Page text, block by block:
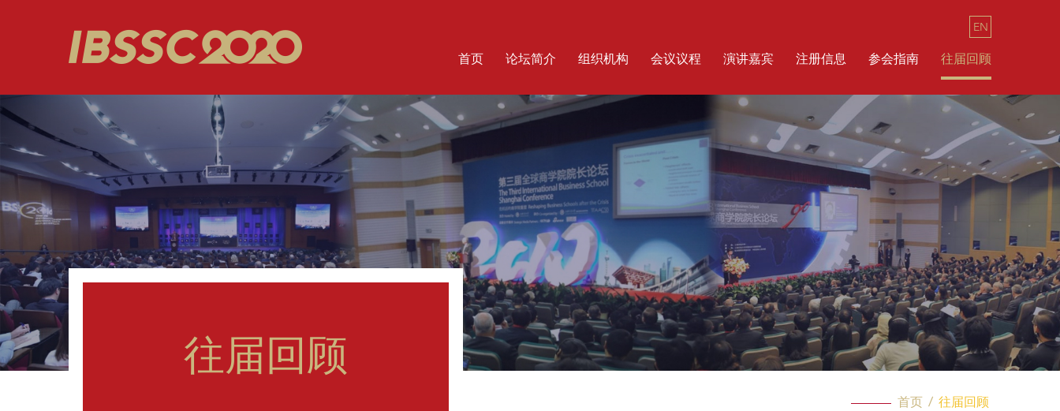
首页 论坛简介 组织机构 会议议程 演讲嘉宾 注册信息 参会指南 往届回顾
EN
往届回顾
首页 / 往届回顾